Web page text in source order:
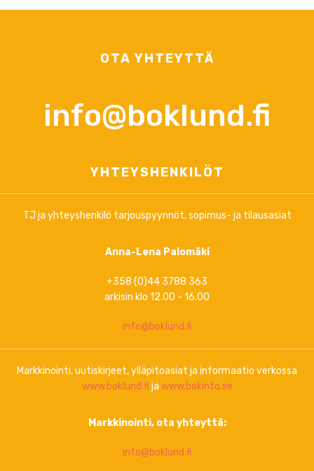
OTA YHTEYTTÄ
info@boklund.fi
YHTEYSHENKILÖT
TJ ja yhteyshenkilö tarjouspyynnöt, sopimus- ja tilausasiat
Anna-Lena Palomäki
+358 (0)44 3788 363
arkisin klo 12.00 - 16.00
info@boklund.fi
Markkinointi, uutiskirjeet, ylläpitoasiat ja informaatio verkossa
www.boklund.fi ja www.bokinfo.se
Markkinointi, ota yhteyttä:
info@boklund.fi